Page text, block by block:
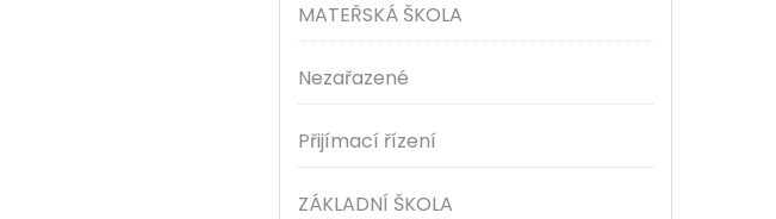
MATEŘSKÁ ŠKOLA
Nezařazené
Přijímací řízení
ZÁKLADNÍ ŠKOLA